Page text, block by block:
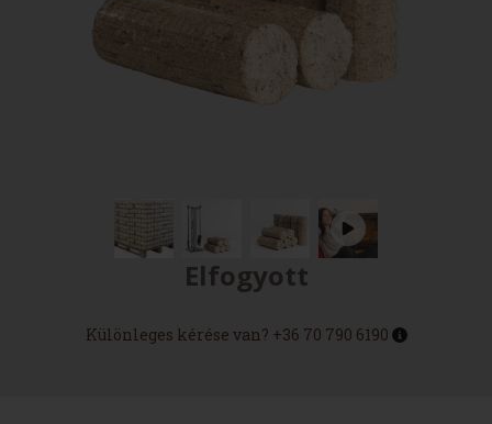
Elfogyott
Különleges kérése van? +36 70 790 6190